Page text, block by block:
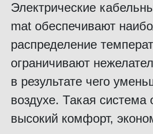
Электрические
mat обеспечивают
распределение
ограничивают
в результате чего
воздухе. Такая система
высокий комфорт,